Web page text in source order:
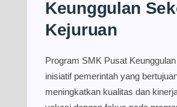
Keunggulan
Kejuruan
Program SMK Pusat
inisiatif pemerintah yang
meningkatkan kualitas dan